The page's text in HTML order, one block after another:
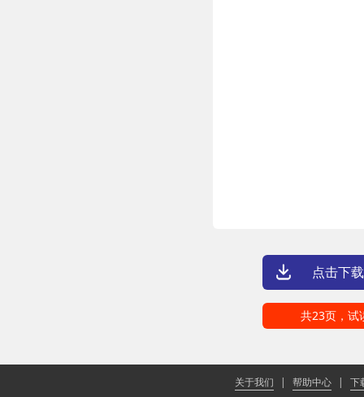
点击下
共23页，试
关于我们 | 帮助中心 |
下